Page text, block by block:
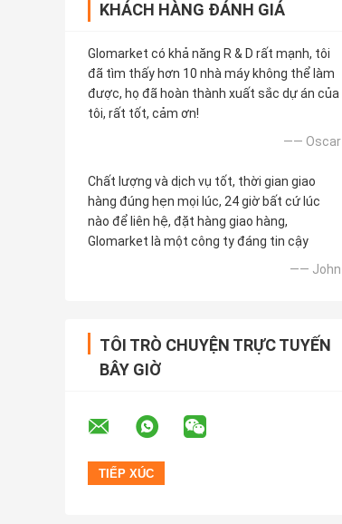
KHÁCH HÀNG ĐÁNH GIÁ
Glomarket có khả năng R & D rất mạnh, tôi
đã tìm thấy hơn 10 nhà máy không thể làm
được, họ đã hoàn thành xuất sắc dự án của
tôi, rất tốt, cảm ơn!
—— Oscar
Chất lượng và dịch vụ tốt, thời gian giao
hàng đúng hẹn mọi lúc, 24 giờ bất cứ lúc
nào để liên hệ, đặt hàng giao hàng,
Glomarket là một công ty đáng tin cậy
—— John
TÔI TRÒ CHUYỆN TRỰC TUYẾN
BÂY GIỜ